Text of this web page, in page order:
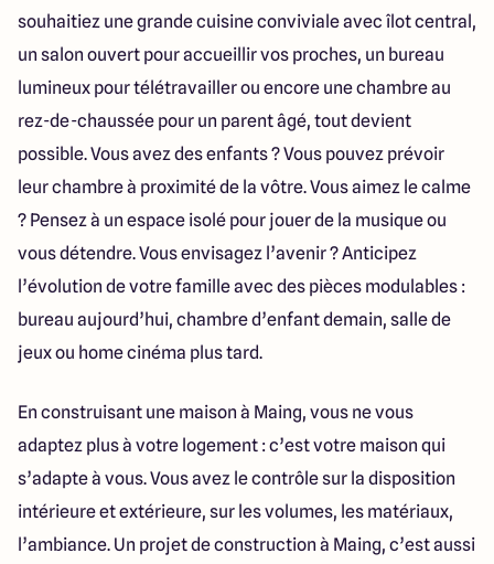
souhaitiez une grande cuisine conviviale avec îlot central,
un salon ouvert pour accueillir vos proches, un bureau
lumineux pour télétravailler ou encore une chambre au
rez-de-chaussée pour un parent âgé, tout devient
possible. Vous avez des enfants ? Vous pouvez prévoir
leur chambre à proximité de la vôtre. Vous aimez le calme
? Pensez à un espace isolé pour jouer de la musique ou
vous détendre. Vous envisagez l’avenir ? Anticipez
l’évolution de votre famille avec des pièces modulables :
bureau aujourd’hui, chambre d’enfant demain, salle de
jeux ou home cinéma plus tard.
En construisant une maison à Maing, vous ne vous
adaptez plus à votre logement : c’est votre maison qui
s’adapte à vous. Vous avez le contrôle sur la disposition
intérieure et extérieure, sur les volumes, les matériaux,
l’ambiance. Un projet de construction à Maing, c’est aussi